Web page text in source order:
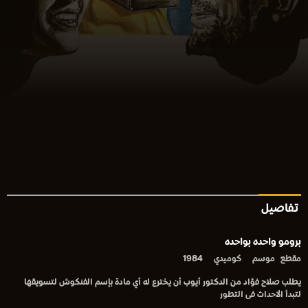
تفاصيل
برومو واحده بواحده
مقطع موسم كوميدي 1984
يطلب صلاح فؤاد من الدكتور أيوب أن يخترع له أي مادة بإسم الفنكوش لتسويقها
لتبدأ الاحداث فى التطور